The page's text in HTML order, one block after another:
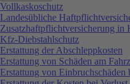
Vollkaskoschutz
Landesübliche
Zusatzhaftpflichtversicherung
Kfz-Diebstahlschutz
Erstattung der Abschleppkosten
Erstattung von Schäden am
Erstattung von Einbruchschäden